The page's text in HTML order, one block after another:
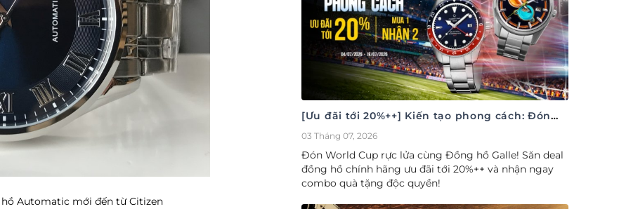
Automatic mới đến từ Citizen
[Ưu đãi tới 20%++] Kiến tạo phong cách: Đón
cúp săn deal – Siêu ưu đãi đồng hành cùng
World Cup
03 Tháng 07, 2026
Đón World Cup rực lửa cùng Đồng hồ Galle! Săn deal
đồng hồ chính hãng ưu đãi tới 20%++ và nhận ngay
combo quà tặng độc quyền!